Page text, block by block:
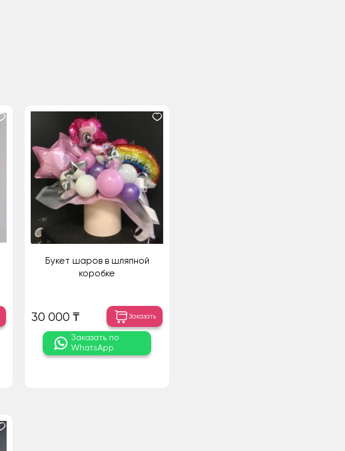
Букет шаров в шляпной
коробке
30 000 ₸ Заказать
Заказать по
WhatsApp